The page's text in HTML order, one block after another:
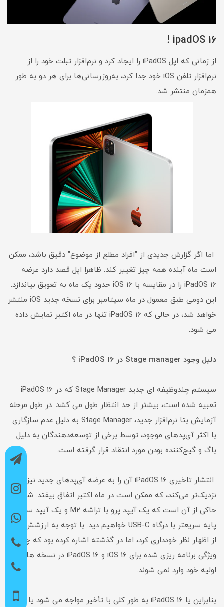
ipadOS 16 !
از زمانی که اپل iPadOS را ایجاد کرد و نرم‌افزار تبلت خود را از
نرم‌افزار تلفن iOS خود جدا کرد، به‌روزرسانی‌ها برای هر دو به طور
همزمان منتشر شد.
اما اگر گزارش جدیدی از "افراد مطلع از موضوع" دقیق باشد، ممکن
است ماه آینده همه چیز تغییر کند. ظاهرا اپل قصد دارد عرضه
iPadOS 16 را در مقایسه با iOS 16 حدود یک ماه به تعویق بیاندازد.
این دومی طبق معمول در ماه سپتامبر برای نسخه جدید iOS منتشر
خواهد شد، در حالی که iPadOS 16 تنها در ماه اکتبر نمایش داده
می شود.
دلیل وجود Stage manager در iPadOS 16 ؟
سیستم چندوظیفه ای جدید Stage Manager که در iPadOS 16
تعبیه شده است، بیشتر از حد انتظار طول می کشد. در طول مرحله
آزمایش بتا نرم‌افزار جدید، Stage Manager به دلیل عدم سازگاری
با اکثر آی‌پدهای موجود، توسط برخی از توسعه‌دهندگان به دلیل
باگ و گیج‌کننده بودن مورد انتقاد قرار گرفته است.
انتشار تاخیری iPadOS 16 آن را به عرضه آی‌پدهای جدید نیز
نزدیک‌تر می‌کند، که ممکن است در ماه اکتبر اتفاق بیفتد. شایعات
حاکی از آن است که یک آیپد پرو با تراشه M2 و یک آیپد سطح
پایه سریعتر با درگاه USB-C خواهیم دید. با توجه به ارزشش، اپل
از اظهار نظر خودداری کرد، اما در گذشته اشاره کرده بود که چندین
ویژگی برنامه ریزی شده برای iOS 16 و iPadOS 16 در نسخه های
اولیه خود وارد نمی شوند.
بنابراین یا iPadOS 16 به طور کلی با تأخیر مواجه می شود یا بدون